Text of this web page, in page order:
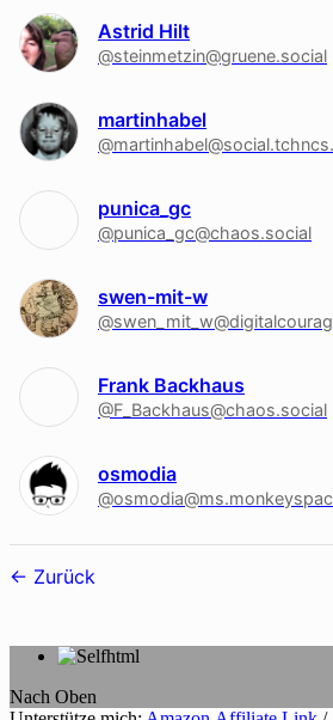
Astrid Hilt
@steinmetzin@gruene.social
martinhabel
punica_gc
@punica_gc@chaos.social
swen-mit-w
Frank Backhaus
@F_Backhaus@chaos.social
osmodia
Follower-
Zurück
Nach Oben